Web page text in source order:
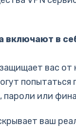
включают в
вас от
попытаться
пароли или
ваш